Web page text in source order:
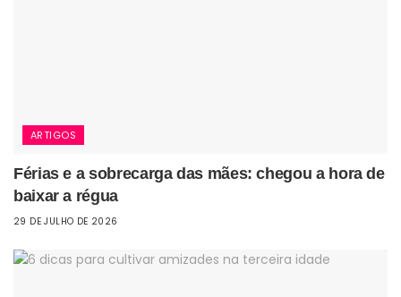
ARTIGOS
Férias e a sobrecarga das mães: chegou a hora de
baixar a régua
29 DE JULHO DE 2026